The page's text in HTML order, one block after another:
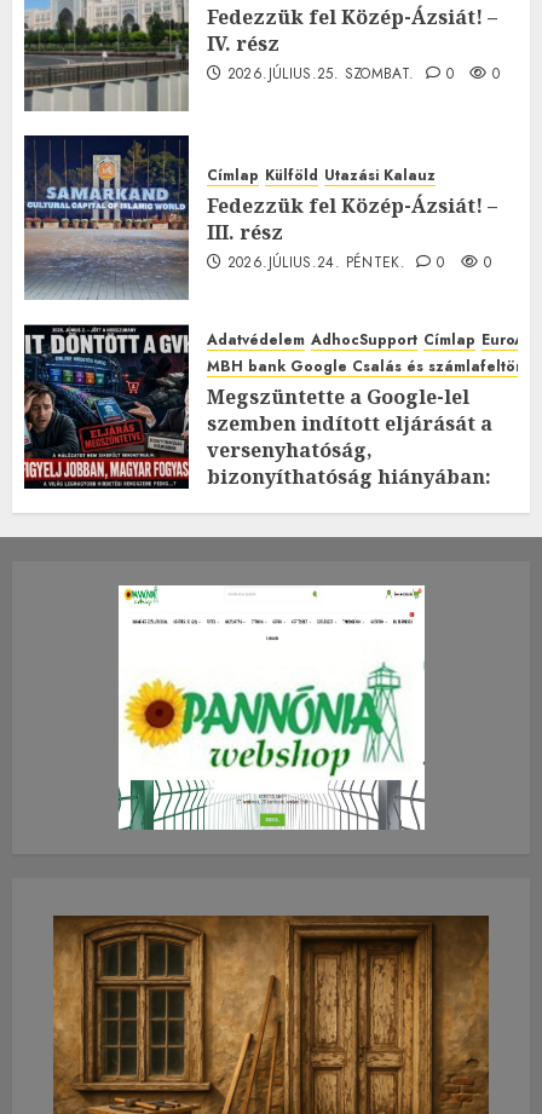
Fedezzük fel Közép-Ázsiát! –
IV. rész
2026.JÚLIUS.25. SZOMBAT. 0 0
Címlap Külföld Utazási Kalauz
Fedezzük fel Közép-Ázsiát! –
III. rész
2026.JÚLIUS.24. PÉNTEK. 0 0
Adatvédelem AdhocSupport Címlap
MBH bank Google Csalás és
Megszüntette a Google-lel
szemben indított eljárását a
versenyhatóság,
bizonyíthatóság hiányában:
2026.JÚLIUS.23. CSÜTÖRTÖK.
0